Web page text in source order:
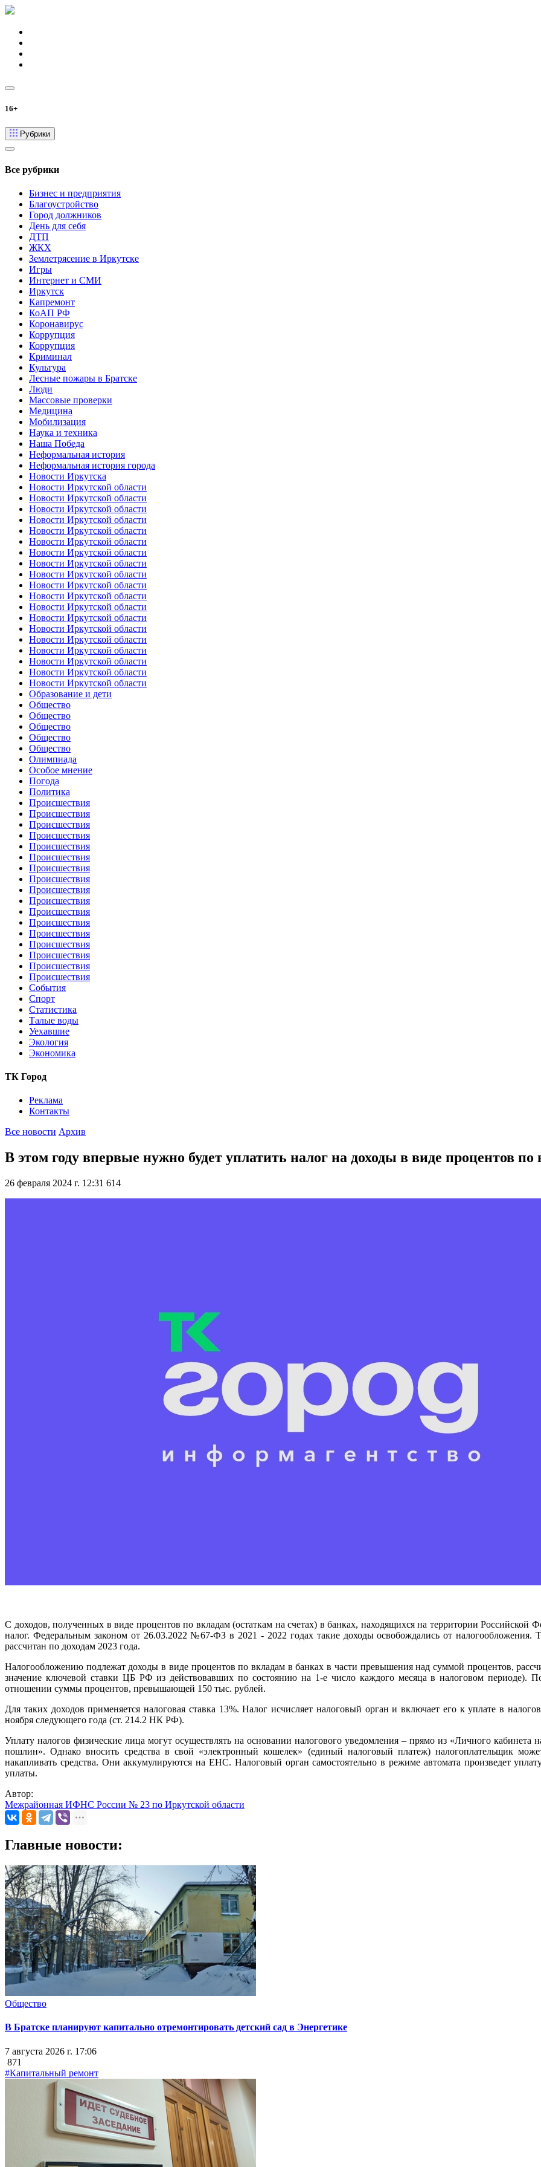
16+
Рубрики
Все рубрики
Бизнес и предприятия
Благоустройство
Город должников
День для себя
ДТП
ЖКХ
Землетрясение в Иркутске
Игры
Интернет и СМИ
Иркутск
Капремонт
КоАП РФ
Коронавирус
Коррупция
Коррупция
Криминал
Культура
Лесные пожары в Братске
Люди
Массовые проверки
Медицина
Мобилизация
Наука и техника
Наша Победа
Неформальная история
Неформальная история города
Новости Иркутска
Новости Иркутской области
Новости Иркутской области
Новости Иркутской области
Новости Иркутской области
Новости Иркутской области
Новости Иркутской области
Новости Иркутской области
Новости Иркутской области
Новости Иркутской области
Новости Иркутской области
Новости Иркутской области
Новости Иркутской области
Новости Иркутской области
Новости Иркутской области
Новости Иркутской области
Новости Иркутской области
Новости Иркутской области
Новости Иркутской области
Новости Иркутской области
Образование и дети
Общество
Общество
Общество
Общество
Общество
Олимпиада
Особое мнение
Погода
Политика
Происшествия
Происшествия
Происшествия
Происшествия
Происшествия
Происшествия
Происшествия
Происшествия
Происшествия
Происшествия
Происшествия
Происшествия
Происшествия
Происшествия
Происшествия
Происшествия
Происшествия
События
Спорт
Статистика
Талые воды
Уехавшие
Экология
Экономика
ТК Город
Реклама
Контакты
Все новости Архив
В этом году впервые нужно будет уплатить налог на доходы в виде процентов по
26 февраля 2024 г. 12:31 614
С доходов, полученных в виде процентов по вкладам (остаткам на счетах) в банках, находящихся на территории Российской
налог. Федеральным законом от 26.03.2022 №67-ФЗ в 2021 - 2022 годах такие доходы освобождались от налогообложения.
рассчитан по доходам 2023 года.
Налогообложению подлежат доходы в виде процентов по вкладам в банках в части превышения над суммой процентов,
значение ключевой ставки ЦБ РФ из действовавших по состоянию на 1-е число каждого месяца в налоговом периоде).
отношении суммы процентов, превышающей 150 тыс. рублей.
Для таких доходов применяется налоговая ставка 13%. Налог исчисляет налоговый орган и включает его к уплате в
ноября следующего года (ст. 214.2 НК РФ).
Уплату налогов физические лица могут осуществлять на основании налогового уведомления – прямо из «Личного
пошлин». Однако вносить средства в свой «электронный кошелек» (единый налоговый платеж) налогоплательщик
накапливать средства. Они аккумулируются на ЕНС. Налоговый орган самостоятельно в режиме автомата произведет
уплаты.
Автор:
Межрайонная ИФНС России № 23 по Иркутской области
Главные новости:
Общество
В Братске планируют капитально отремонтировать детский сад в Энергетике
7 августа 2026 г. 17:06
871
#Капитальный ремонт